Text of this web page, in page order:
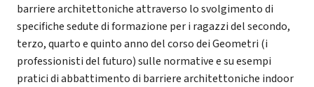
barriere architettoniche attraverso lo svolgimento di
specifiche sedute di formazione per i ragazzi del secondo,
terzo, quarto e quinto anno del corso dei Geometri (i
professionisti del futuro) sulle normative e su esempi
pratici di abbattimento di barriere architettoniche indoor